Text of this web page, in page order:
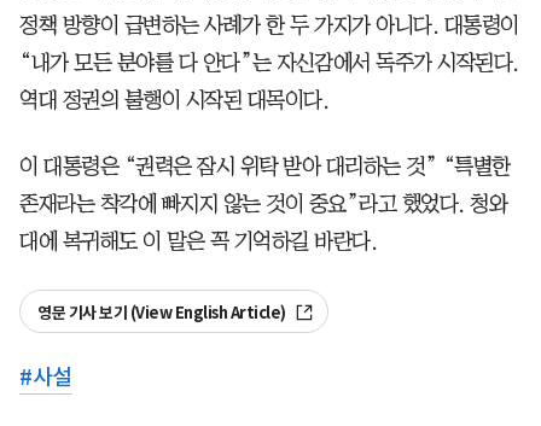
정책 방향이 급변하는 사례가 한 두 가지가 아니다. 대통령이
“내가 모든 분야를 다 안다”는 자신감에서 독주가 시작된다.
역대 정권의 불행이 시작된 대목이다.
이 대통령은 “권력은 잠시 위탁 받아 대리하는 것” “특별한
존재라는 착각에 빠지지 않는 것이 중요”라고 했었다. 청와
대에 복귀해도 이 말은 꼭 기억하길 바란다.
영문 기사 보기 (View English Article)
#사설